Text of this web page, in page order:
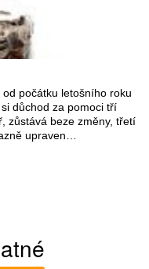
počátku letošního roku
důchod za pomoci tří
zůstává beze změny, třetí
upraven…